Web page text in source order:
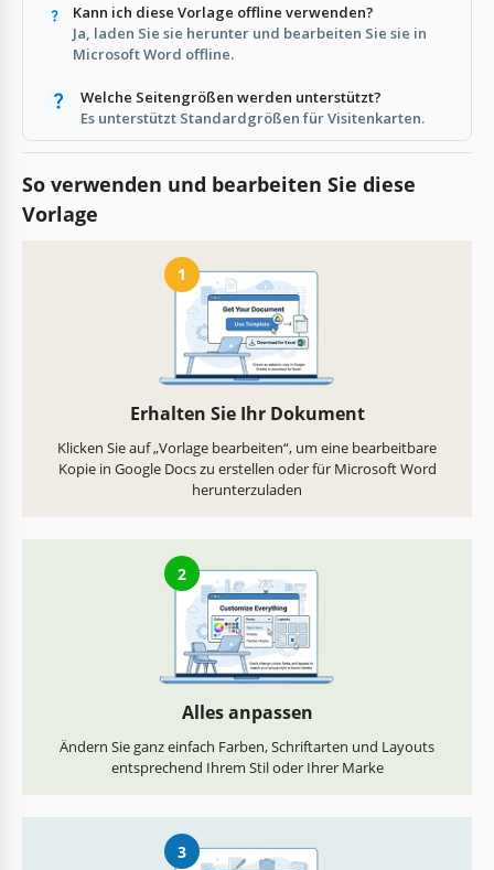
Kann ich diese Vorlage offline verwenden?
Ja, laden Sie sie herunter und bearbeiten Sie sie in
Microsoft Word offline.
Welche Seitengrößen werden unterstützt?
Es unterstützt Standardgrößen für Visitenkarten.
So verwenden und bearbeiten Sie diese
Vorlage
1
Erhalten Sie Ihr Dokument
Klicken Sie auf „Vorlage bearbeiten“, um eine bearbeitbare
Kopie in Google Docs zu erstellen oder für Microsoft Word
herunterzuladen
2
Alles anpassen
Ändern Sie ganz einfach Farben, Schriftarten und Layouts
entsprechend Ihrem Stil oder Ihrer Marke
3